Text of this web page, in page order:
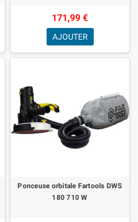
171,99 €
AJOUTER
Ponceuse orbitale Fartools DWS
180 710 W